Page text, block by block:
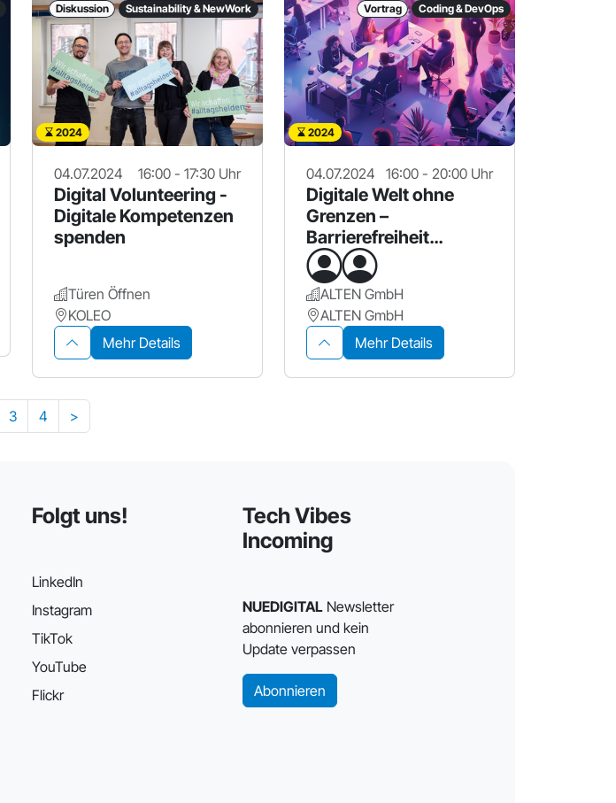
Diskussion Sustainability & NewWork
2024
04.07.2024 16:00 - 17:30 Uhr
Digital Volunteering -
Digitale Kompetenzen
spenden
Türen Öffnen
KOLEO
Mehr Details
Vortrag Coding & DevOps
2024
04.07.2024 16:00 - 20:00 Uhr
Digitale Welt ohne
Grenzen –
Barrierefreiheit
erleben
ALTEN GmbH
ALTEN GmbH
Mehr Details
3 4 >
Folgt uns!
LinkedIn
Instagram
TikTok
YouTube
Flickr
Tech Vibes
Incoming
NUEDIGITALNewsletter
abonnieren und kein
Update verpassen
Abonnieren